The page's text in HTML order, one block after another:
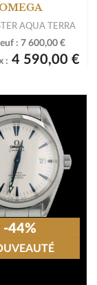
AQUA TERRA
: 7 600,00 €
: 4 590,00 €
-44%